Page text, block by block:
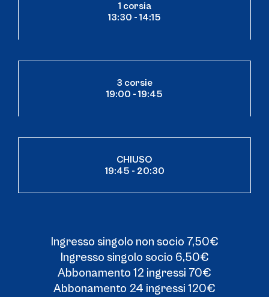
1 corsia
13:30 - 14:15
3 corsie
19:00 - 19:45
CHIUSO
19:45 - 20:30
Ingresso singolo non socio 7,50€
Ingresso singolo socio 6,50€
Abbonamento 12 ingressi 70€
Abbonamento 24 ingressi 120€